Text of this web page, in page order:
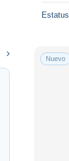
Estatus
Nuevo